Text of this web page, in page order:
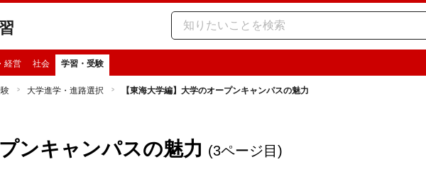
経営 社会 学習・受験
大学進学・進路選択 【東海大学編】大学のオープンキャンパスの魅力
ンキャンパスの魅力 (3ページ目)